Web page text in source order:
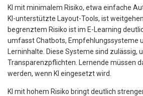
KI mit minimalem Risiko, etwa einfache
KI-unterstützte Layout-Tools, ist
begrenztem Risiko ist im E-Learning
umfasst Chatbots, Empfehlungssysteme
Lerninhalte. Diese Systeme sind zulässig,
Transparenzpflichten. Lernende müssen
werden, wenn KI eingesetzt wird.
KI mit hohem Risiko bringt deutlich